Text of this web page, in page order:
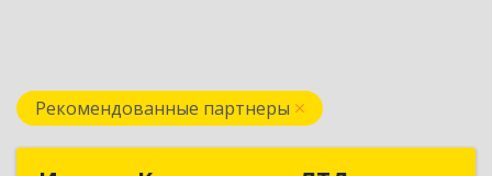
Рекомендованные партнеры